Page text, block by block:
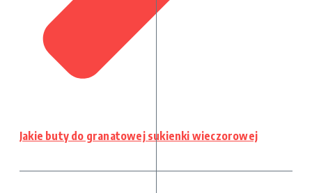
Jakie buty do granatowej sukienki wieczorowej